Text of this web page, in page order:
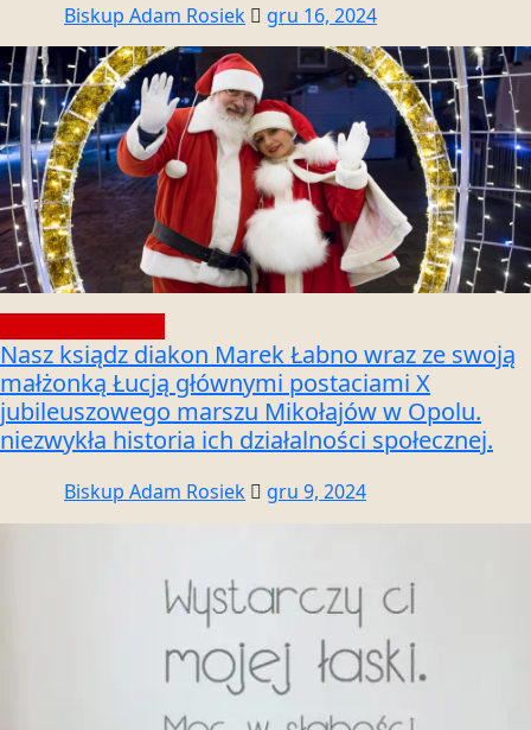
Biskup Adam Rosiek gru 16, 2024
Nasz ksiądz diakon Marek Łabno wraz ze swoją
małżonką Łucją głównymi postaciami X
jubileuszowego marszu Mikołajów w Opolu.
niezwykła historia ich działalności społecznej.
Biskup Adam Rosiek gru 9, 2024